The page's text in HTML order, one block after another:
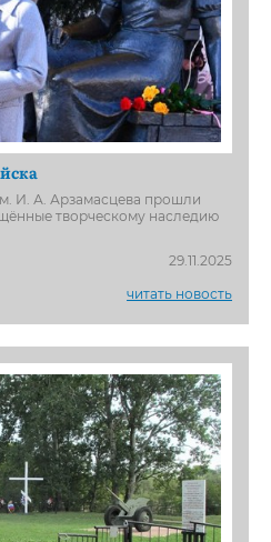
И. А. Арзамасцева прошли
творческому наследию
29.11.2025
читать новость